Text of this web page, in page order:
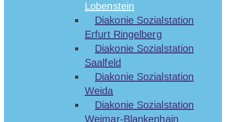
Lobenstein
Diakonie Sozialstation
Erfurt Ringelberg
Diakonie Sozialstation
Saalfeld
Diakonie Sozialstation
Weida
Diakonie Sozialstation
Weimar-Blankenhain